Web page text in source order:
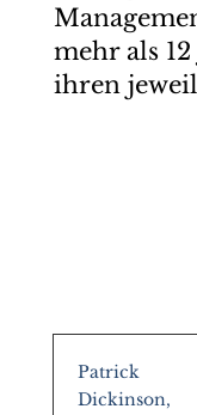
mehr als
ihren
Patrick
Dickinson,